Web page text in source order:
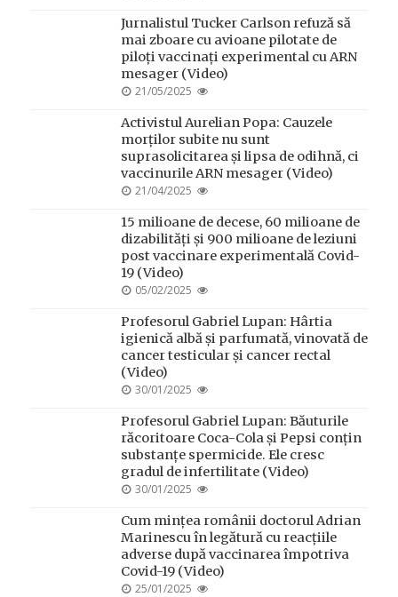
Jurnalistul Tucker Carlson refuză să
mai zboare cu avioane pilotate de
piloți vaccinați experimental cu ARN
mesager (Video)
POSTED
21/05/2025
Activistul Aurelian Popa: Cauzele
morților subite nu sunt
suprasolicitarea și lipsa de odihnă, ci
vaccinurile ARN mesager (Video)
POSTED
21/04/2025
15 milioane de decese, 60 milioane de
dizabilități și 900 milioane de leziuni
post vaccinare experimentală Covid-
19 (Video)
POSTED
05/02/2025
Profesorul Gabriel Lupan: Hârtia
igienică albă și parfumată, vinovată de
cancer testicular și cancer rectal
(Video)
POSTED
30/01/2025
Profesorul Gabriel Lupan: Băuturile
răcoritoare Coca-Cola și Pepsi conțin
substanțe spermicide. Ele cresc
gradul de infertilitate (Video)
POSTED
30/01/2025
Cum mințea românii doctorul Adrian
Marinescu în legătură cu reacțiile
adverse după vaccinarea împotriva
Covid-19 (Video)
POSTED
25/01/2025